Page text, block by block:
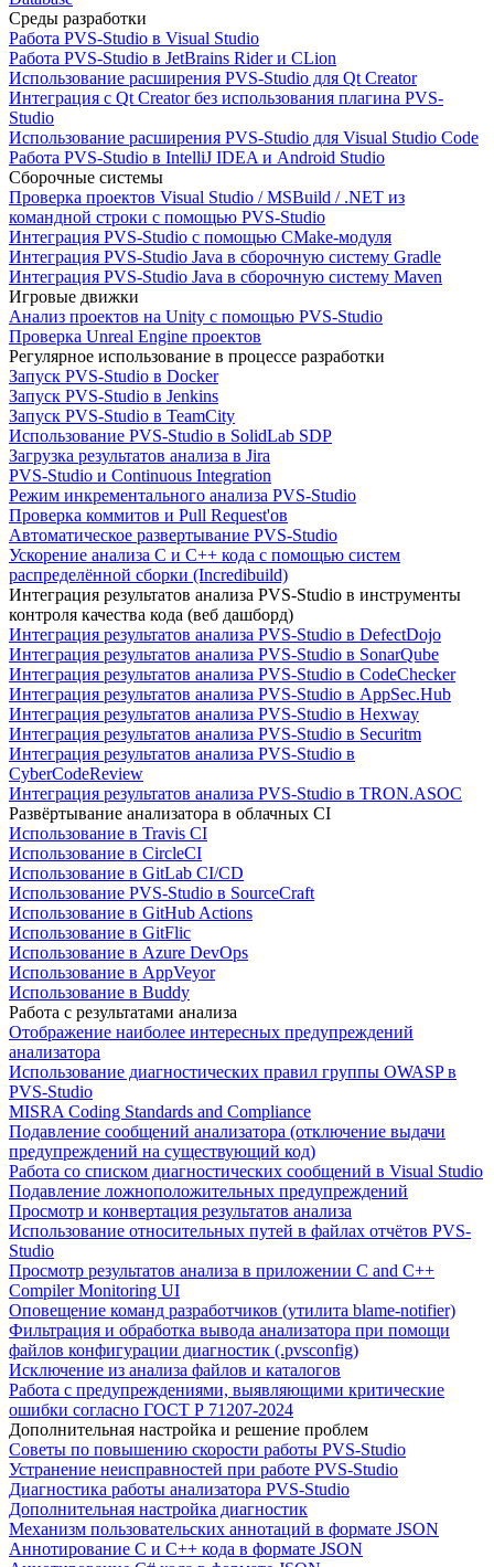
Среды разработки
Работа PVS-Studio в Visual Studio
Работа PVS-Studio в JetBrains Rider и CLion
Использование расширения PVS-Studio для Qt Creator
Интеграция с Qt Creator без использования плагина PVS-
Studio
Использование расширения PVS-Studio для Visual Studio Code
Работа PVS-Studio в IntelliJ IDEA и Android Studio
Сборочные системы
Проверка проектов Visual Studio / MSBuild / .NET из
командной строки с помощью PVS-Studio
Интеграция PVS-Studio с помощью CMake-модуля
Интеграция PVS-Studio Java в сборочную систему Gradle
Интеграция PVS-Studio Java в сборочную систему Maven
Игровые движки
Анализ проектов на Unity с помощью PVS-Studio
Проверка Unreal Engine проектов
Регулярное использование в процессе разработки
Запуск PVS-Studio в Docker
Запуск PVS-Studio в Jenkins
Запуск PVS-Studio в TeamCity
Использование PVS-Studio в SolidLab SDP
Загрузка результатов анализа в Jira
PVS-Studio и Continuous Integration
Режим инкрементального анализа PVS-Studio
Проверка коммитов и Pull Request'ов
Автоматическое развертывание PVS-Studio
Ускорение анализа C и C++ кода с помощью систем
распределённой сборки (Incredibuild)
Интеграция результатов анализа PVS-Studio в инструменты
контроля качества кода (веб дашборд)
Интеграция результатов анализа PVS-Studio в DefectDojo
Интеграция результатов анализа PVS-Studio в SonarQube
Интеграция результатов анализа PVS-Studio в CodeChecker
Интеграция результатов анализа PVS-Studio в AppSec.Hub
Интеграция результатов анализа PVS-Studio в Hexway
Интеграция результатов анализа PVS-Studio в Securitm
Интеграция результатов анализа PVS-Studio в
CyberCodeReview
Интеграция результатов анализа PVS-Studio в TRON.ASOC
Развёртывание анализатора в облачных CI
Использование в Travis CI
Использование в CircleCI
Использование в GitLab CI/CD
Использование PVS-Studio в SourceCraft
Использование в GitHub Actions
Использование в GitFlic
Использование в Azure DevOps
Использование в AppVeyor
Использование в Buddy
Работа с результатами анализа
Отображение наиболее интересных предупреждений
анализатора
Использование диагностических правил группы OWASP в
PVS-Studio
MISRA Coding Standards and Compliance
Подавление сообщений анализатора (отключение выдачи
предупреждений на существующий код)
Работа со списком диагностических сообщений в Visual Studio
Подавление ложноположительных предупреждений
Просмотр и конвертация результатов анализа
Использование относительных путей в файлах отчётов PVS-
Studio
Просмотр результатов анализа в приложении C and C++
Compiler Monitoring UI
Оповещение команд разработчиков (утилита blame-notifier)
Фильтрация и обработка вывода анализатора при помощи
файлов конфигурации диагностик (.pvsconfig)
Исключение из анализа файлов и каталогов
Работа с предупреждениями, выявляющими критические
ошибки согласно ГОСТ Р 71207-2024
Дополнительная настройка и решение проблем
Советы по повышению скорости работы PVS-Studio
Устранение неисправностей при работе PVS-Studio
Диагностика работы анализатора PVS-Studio
Дополнительная настройка диагностик
Механизм пользовательских аннотаций в формате JSON
Аннотирование C и C++ кода в формате JSON